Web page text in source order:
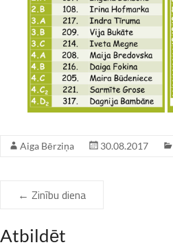
Aiga Bērziņa 30.08.2017
← Zinību diena
Atbildēt